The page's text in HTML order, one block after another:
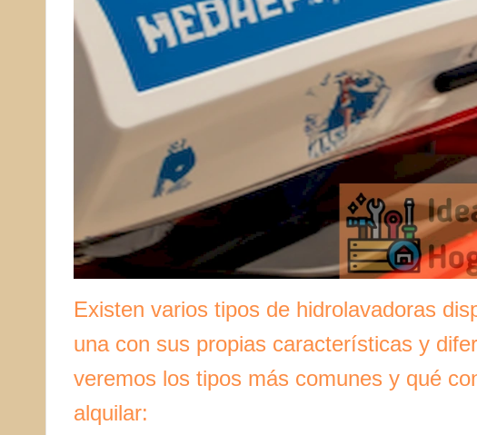
Existen varios tipos de hidrolavadoras
una con sus propias características y
veremos los tipos más comunes y qué
alquilar: